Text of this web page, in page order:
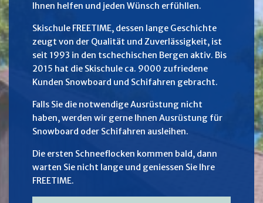
Ihnen helfen und jeden Wünsch erfühllen.
Skischule FREETIME, dessen lange Geschichte
zeugt von der Qualität und Zuverlässigkeit, ist
seit 1993 in den tschechischen Bergen aktiv. Bis
2015 hat die Skischule ca. 9000 zufriedene
Kunden Snowboard und Schifahren gebracht.
Falls Sie die notwendige Ausrüstung nicht
haben, werden wir gerne Ihnen Ausrüstung für
Snowboard oder Schifahren ausleihen.
Die ersten Schneeflocken kommen bald, dann
warten Sie nicht lange und geniessen Sie Ihre
FREETIME.